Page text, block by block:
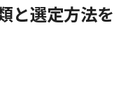
と選定方法を